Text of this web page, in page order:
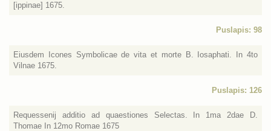
[ippinae] 1675.
Puslapis: 98
Eiusdem Icones Symbolicae de vita et morte B. Iosaphati. In 4to
Vilnae 1675.
Puslapis: 126
Requessenij additio ad quaestiones Selectas. In 1ma 2dae D.
Thomae In 12mo Romae 1675